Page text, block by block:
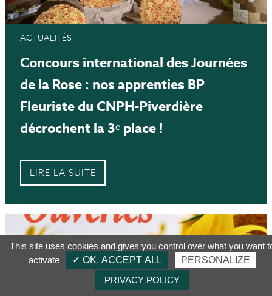
ACTUALITÉS
Concours international des Journées
de la Rose : nos apprenties BP
Fleuriste du CNPH-Piverdière
décrochent la 3ᵉ place !
LIRE LA SUITE
This site uses cookies and gives you control over what you want
activate
✓ OK, ACCEPT ALL
PERSONALIZE
PRIVACY POLICY